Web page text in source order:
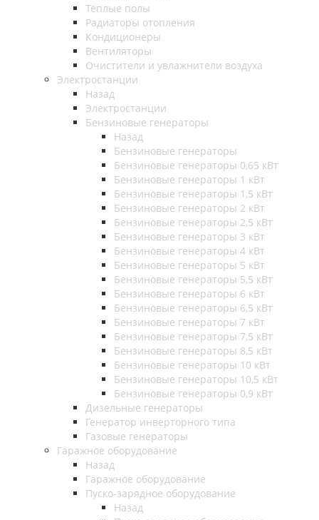
Тёплые полы
Радиаторы отопления
Кондиционеры
Вентиляторы
Очистители и увлажнители воздуха
Электростанции
Назад
Электростанции
Бензиновые генераторы
Назад
Бензиновые генераторы
Бензиновые генераторы 0,65 кВт
Бензиновые генераторы 1 кВт
Бензиновые генераторы 1,5 кВт
Бензиновые генераторы 2 кВт
Бензиновые генераторы 2,5 кВт
Бензиновые генераторы 3 кВт
Бензиновые генераторы 4 кВт
Бензиновые генераторы 5 кВт
Бензиновые генераторы 5,5 кВт
Бензиновые генераторы 6 кВт
Бензиновые генераторы 6,5 кВт
Бензиновые генераторы 7 кВт
Бензиновые генераторы 7,5 кВт
Бензиновые генераторы 8,5 кВт
Бензиновые генераторы 10 кВт
Бензиновые генераторы 10,5 кВт
Бензиновые генераторы 0,9 кВт
Дизельные генераторы
Генератор инверторного типа
Газовые генераторы
Гаражное оборудование
Назад
Гаражное оборудование
Пуско-зарядное оборудование
Назад